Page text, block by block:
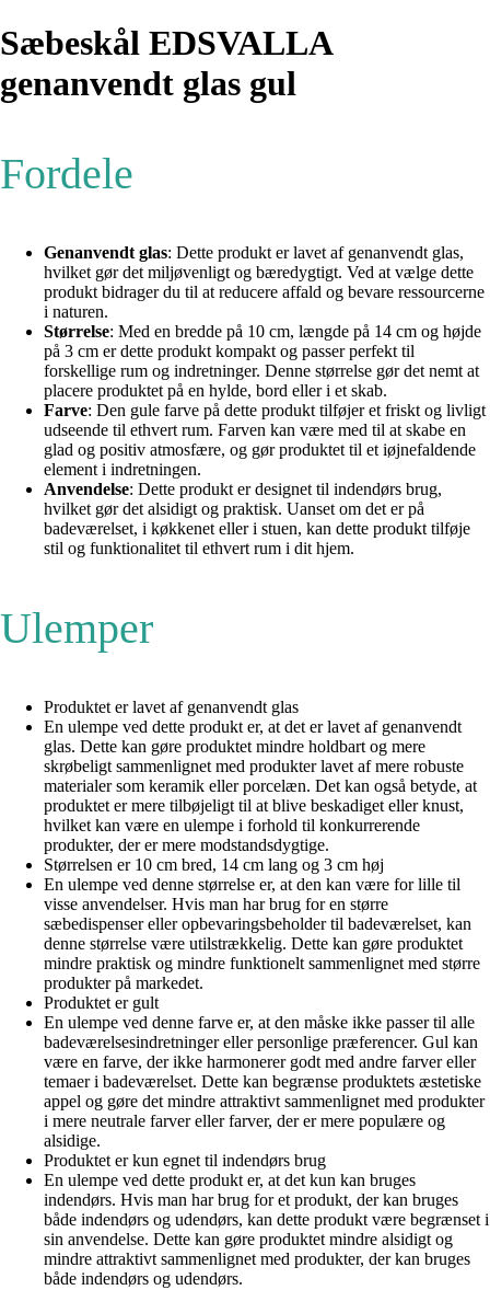
Sæbeskål EDSVALLA
genanvendt glas gul
Fordele
Genanvendt glas: Dette produkt er lavet af genanvendt glas,
hvilket gør det miljøvenligt og bæredygtigt. Ved at vælge dette
produkt bidrager du til at reducere affald og bevare ressourcerne
i naturen.
Størrelse: Med en bredde på 10 cm, længde på 14 cm og højde
på 3 cm er dette produkt kompakt og passer perfekt til
forskellige rum og indretninger. Denne størrelse gør det nemt at
placere produktet på en hylde, bord eller i et skab.
Farve: Den gule farve på dette produkt tilføjer et friskt og livligt
udseende til ethvert rum. Farven kan være med til at skabe en
glad og positiv atmosfære, og gør produktet til et iøjnefaldende
element i indretningen.
Anvendelse: Dette produkt er designet til indendørs brug,
hvilket gør det alsidigt og praktisk. Uanset om det er på
badeværelset, i køkkenet eller i stuen, kan dette produkt tilføje
stil og funktionalitet til ethvert rum i dit hjem.
Ulemper
Produktet er lavet af genanvendt glas
En ulempe ved dette produkt er, at det er lavet af genanvendt
glas. Dette kan gøre produktet mindre holdbart og mere
skrøbeligt sammenlignet med produkter lavet af mere robuste
materialer som keramik eller porcelæn. Det kan også betyde, at
produktet er mere tilbøjeligt til at blive beskadiget eller knust,
hvilket kan være en ulempe i forhold til konkurrerende
produkter, der er mere modstandsdygtige.
Størrelsen er 10 cm bred, 14 cm lang og 3 cm høj
En ulempe ved denne størrelse er, at den kan være for lille til
visse anvendelser. Hvis man har brug for en større
sæbedispenser eller opbevaringsbeholder til badeværelset, kan
denne størrelse være utilstrækkelig. Dette kan gøre produktet
mindre praktisk og mindre funktionelt sammenlignet med større
produkter på markedet.
Produktet er gult
En ulempe ved denne farve er, at den måske ikke passer til alle
badeværelsesindretninger eller personlige præferencer. Gul kan
være en farve, der ikke harmonerer godt med andre farver eller
temaer i badeværelset. Dette kan begrænse produktets æstetiske
appel og gøre det mindre attraktivt sammenlignet med produkter
i mere neutrale farver eller farver, der er mere populære og
alsidige.
Produktet er kun egnet til indendørs brug
En ulempe ved dette produkt er, at det kun kan bruges
indendørs. Hvis man har brug for et produkt, der kan bruges
både indendørs og udendørs, kan dette produkt være begrænset i
sin anvendelse. Dette kan gøre produktet mindre alsidigt og
mindre attraktivt sammenlignet med produkter, der kan bruges
både indendørs og udendørs.